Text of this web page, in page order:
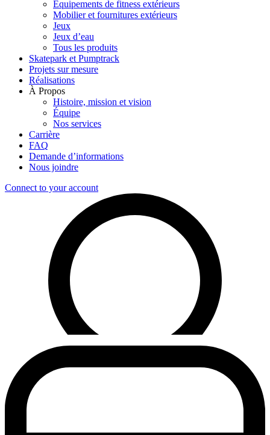
Équipements de fitness extérieurs
Mobilier et fournitures extérieurs
Jeux
Jeux d’eau
Tous les produits
Skatepark et Pumptrack
Projets sur mesure
Réalisations
À Propos
Histoire, mission et vision
Équipe
Nos services
Carrière
FAQ
Demande d’informations
Nous joindre
Connect to your account